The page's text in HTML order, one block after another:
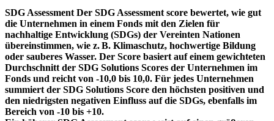
SDG Assessment Der SDG Assessment score bewertet, wie gut
die Unternehmen in einem Fonds mit den Zielen für
nachhaltige Entwicklung (SDGs) der Vereinten Nationen
übereinstimmen, wie z. B. Klimaschutz, hochwertige Bildung
oder sauberes Wasser. Der Score basiert auf einem gewichteten
Durchschnitt der SDG Solutions Scores der Unternehmen im
Fonds und reicht von -10,0 bis 10,0. Für jedes Unternehmen
summiert der SDG Solutions Score den höchsten positiven und
den niedrigsten negativen Einfluss auf die SDGs, ebenfalls im
Bereich von -10 bis +10.